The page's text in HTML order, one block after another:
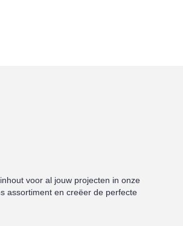
voor al jouw projecten in onze
assortiment en creëer de perfecte